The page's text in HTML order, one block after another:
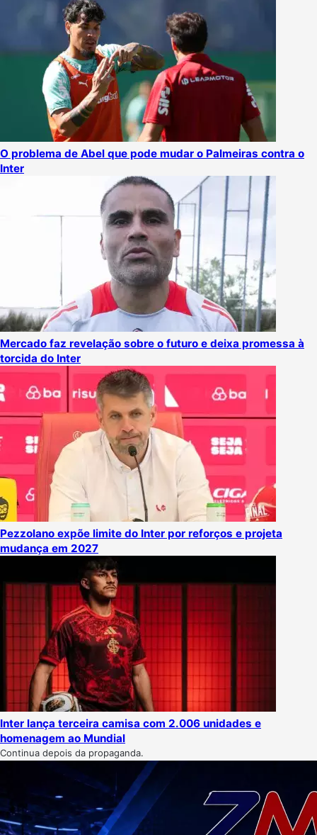
O problema de Abel que pode mudar o Palmeiras contra o
Inter
Mercado faz revelação sobre o futuro e deixa promessa à
torcida do Inter
Pezzolano expõe limite do Inter por reforços e projeta
mudança em 2027
Inter lança terceira camisa com 2.006 unidades e
homenagem ao Mundial
Continua depois da propaganda.